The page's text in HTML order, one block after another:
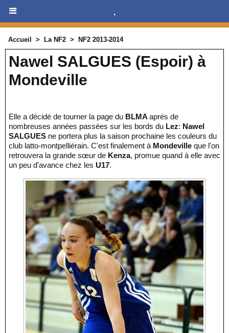
.
Accueil > La NF2 > NF2 2013-2014
Nawel SALGUES (Espoir) à
Mondeville
Elle a décidé de tourner la page du BLMA après de
nombreuses années passées sur les bords du Lez: Nawel
SALGUES ne portera plus la saison prochaine les couleurs du
club latto-montpelliérain. C'est finalement à Mondeville que l'on
retrouvera la grande sœur de Kenza, promue quand à elle avec
un peu d'avance chez les U17.